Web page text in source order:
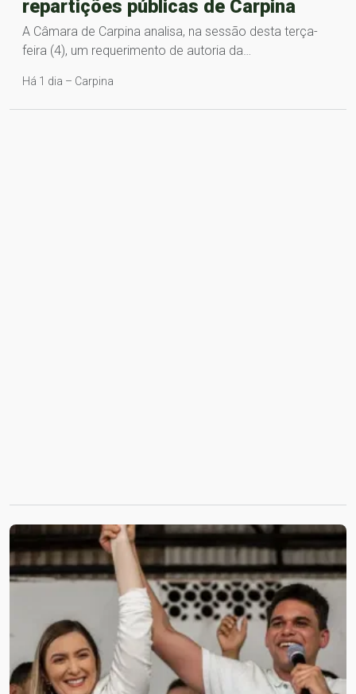
repartições públicas de Carpina
A Câmara de Carpina analisa, na sessão desta terça-
feira (4), um requerimento de autoria da…
Há 1 dia – Carpina